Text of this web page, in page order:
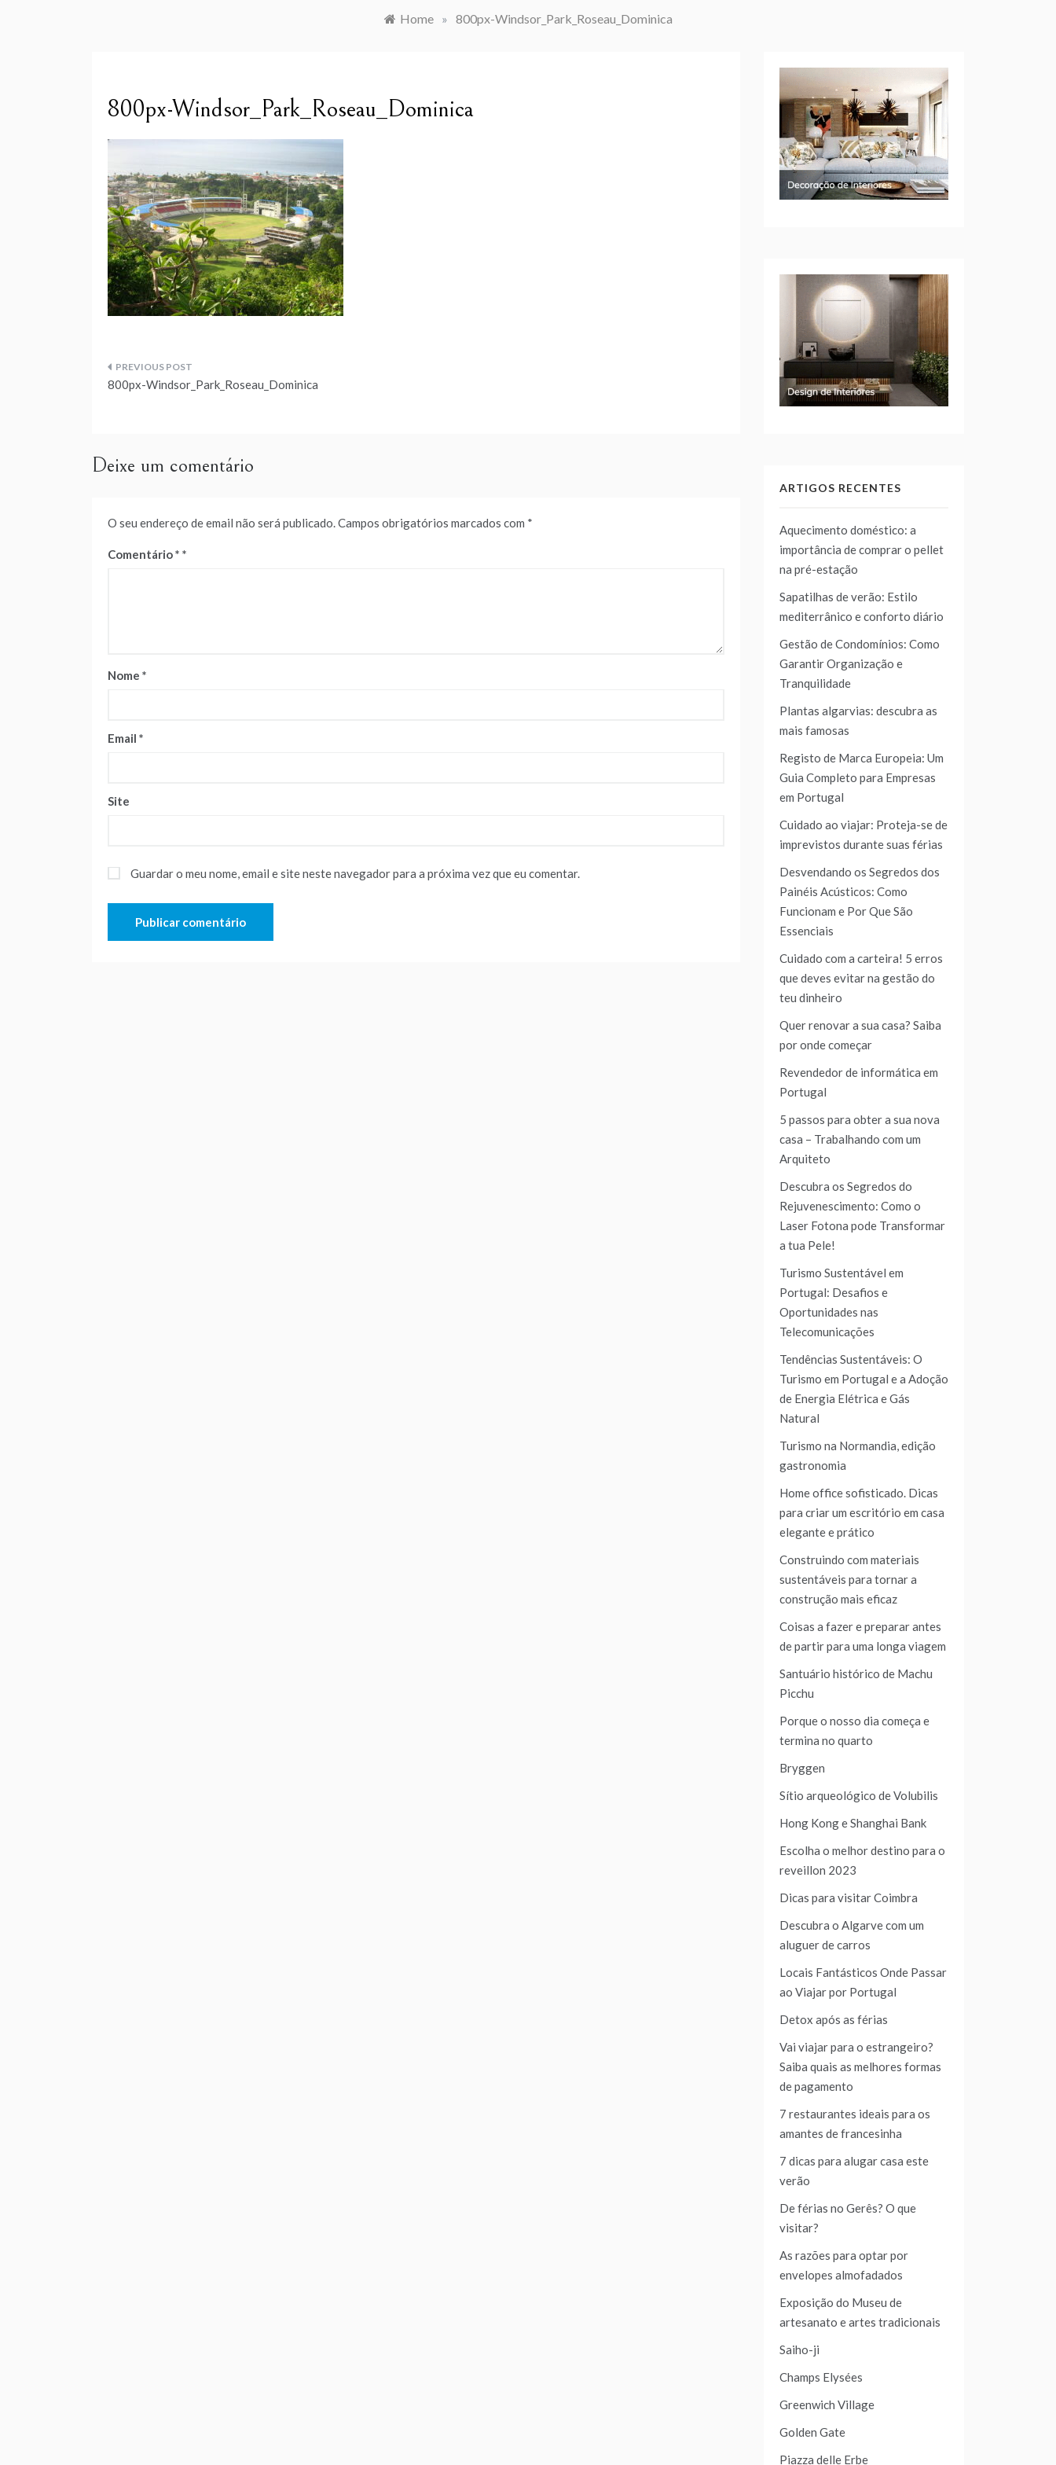
Home » 800px-Windsor_Park_Roseau_Dominica
800px-Windsor_Park_Roseau_Dominica
Navegação
800px-Windsor_Park_Roseau_Dominica
Deixe um comentário
O seu endereço de email não será publicado.Campos obrigatórios marcados com *
Comentário*
Nome *
Email *
Site
Guardar o meu nome, email e site neste navegador para a próxima vez que eu comentar.
ARTIGOS RECENTES
Aquecimento doméstico: a
importância de comprar o pellet
na pré-estação
Sapatilhas de verão: Estilo
mediterrânico e conforto diário
Gestão de Condomínios: Como
Garantir Organização e
Tranquilidade
Plantas algarvias: descubra as
mais famosas
Registo de Marca Europeia: Um
Guia Completo para Empresas
em Portugal
Cuidado ao viajar: Proteja-se de
imprevistos durante suas férias
Desvendando os Segredos dos
Painéis Acústicos: Como
Funcionam e Por Que São
Essenciais
Cuidado com a carteira! 5 erros
que deves evitar na gestão do
teu dinheiro
Quer renovar a sua casa? Saiba
por onde começar
Revendedor de informática em
Portugal
5 passos para obter a sua nova
casa – Trabalhando com um
Arquiteto
Descubra os Segredos do
Rejuvenescimento: Como o
Laser Fotona pode Transformar
a tua Pele!
Turismo Sustentável em
Portugal: Desafios e
Oportunidades nas
Telecomunicações
Tendências Sustentáveis: O
Turismo em Portugal e a Adoção
de Energia Elétrica e Gás
Natural
Turismo na Normandia, edição
gastronomia
Home office sofisticado. Dicas
para criar um escritório em casa
elegante e prático
Construindo com materiais
sustentáveis para tornar a
construção mais eficaz
Coisas a fazer e preparar antes
de partir para uma longa viagem
Santuário histórico de Machu
Picchu
Porque o nosso dia começa e
termina no quarto
Bryggen
Sítio arqueológico de Volubilis
Hong Kong e Shanghai Bank
Escolha o melhor destino para o
reveillon 2023
Dicas para visitar Coimbra
Descubra o Algarve com um
aluguer de carros
Locais Fantásticos Onde Passar
ao Viajar por Portugal
Detox após as férias
Vai viajar para o estrangeiro?
Saiba quais as melhores formas
de pagamento
7 restaurantes ideais para os
amantes de francesinha
7 dicas para alugar casa este
verão
De férias no Gerês? O que
visitar?
As razões para optar por
envelopes almofadados
Exposição do Museu de
artesanato e artes tradicionais
Saiho-ji
Champs Elysées
Greenwich Village
Golden Gate
Piazza delle Erbe